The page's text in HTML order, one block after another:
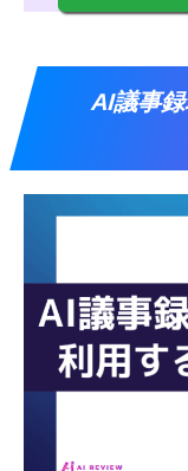
AI議事